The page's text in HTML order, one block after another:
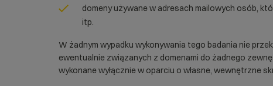
domeny używane w adresach mailowych osób,
itp.
W żadnym wypadku wykonywania tego badania nie
ewentualnie związanych z domenami do żadnego
wykonane wyłącznie w oparciu o własne, wewnętrzne